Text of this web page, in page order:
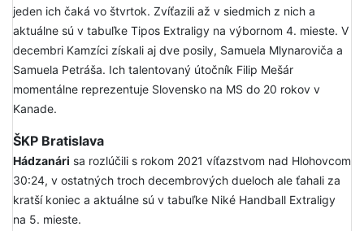
jeden ich čaká vo štvrtok. Zvíťazili až v siedmich z nich a
aktuálne sú v tabuľke Tipos Extraligy na výbornom 4. mieste. V
decembri Kamzíci získali aj dve posily, Samuela Mlynaroviča a
Samuela Petráša. Ich talentovaný útočník Filip Mešár
momentálne reprezentuje Slovensko na MS do 20 rokov v
Kanade.
ŠKP Bratislava
Hádzanári sa rozlúčili s rokom 2021 víťazstvom nad Hlohovcom
30:24, v ostatných troch decembrových dueloch ale ťahali za
kratší koniec a aktuálne sú v tabuľke Niké Handball Extraligy
na 5. mieste.